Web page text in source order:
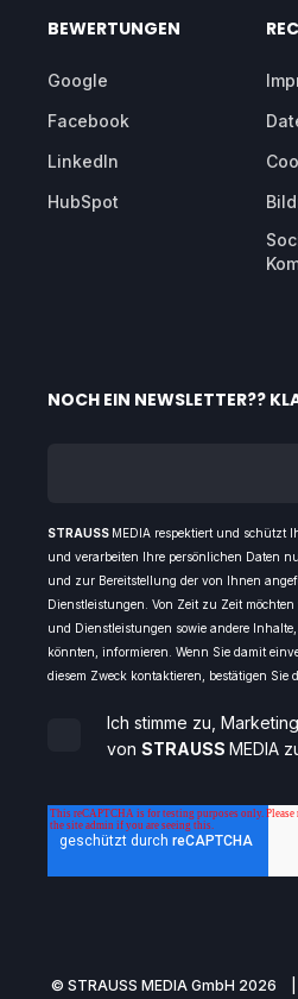
BEWERTUNGEN
Google
Facebook
LinkedIn
HubSpot
NOCH EIN NEWSLETTER??
STRAUSS MEDIA respektiert und schützt
und verarbeiten Ihre persönlichen Daten
und zur Bereitstellung der von Ihnen
Dienstleistungen. Von Zeit zu Zeit
und Dienstleistungen sowie andere
könnten, informieren. Wenn Sie damit
diesem Zweck kontaktieren, bestätigen Sie
Ich stimme zu,
von STRAUSS MEDIA
©️ STRAUSS MEDIA GmbH